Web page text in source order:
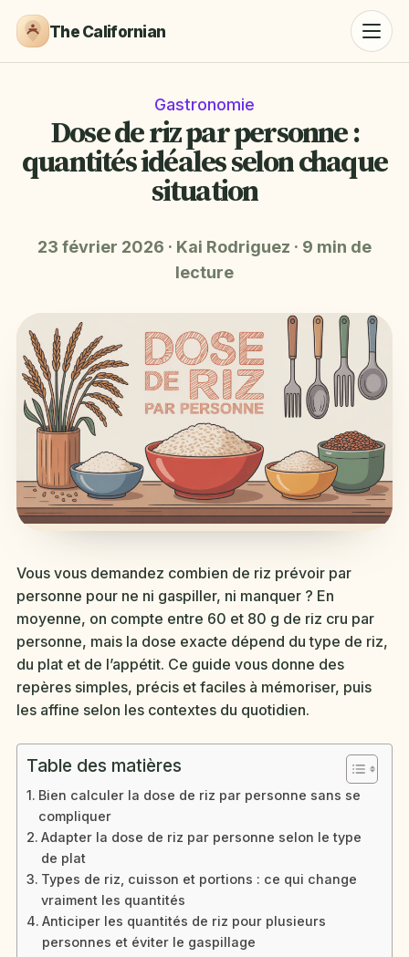
The Californian
Gastronomie
Dose de riz par personne :
quantités idéales selon chaque
situation
23 février 2026 · Kai Rodriguez · 9 min de
lecture
Vous vous demandez combien de riz prévoir par
personne pour ne ni gaspiller, ni manquer ? En
moyenne, on compte entre 60 et 80 g de riz cru par
personne, mais la dose exacte dépend du type de riz,
du plat et de l’appétit. Ce guide vous donne des
repères simples, précis et faciles à mémoriser, puis
les affine selon les contextes du quotidien.
Table des matières
Bien calculer la dose de riz par personne sans se
compliquer
Adapter la dose de riz par personne selon le type
de plat
Types de riz, cuisson et portions : ce qui change
vraiment les quantités
Anticiper les quantités de riz pour plusieurs
personnes et éviter le gaspillage